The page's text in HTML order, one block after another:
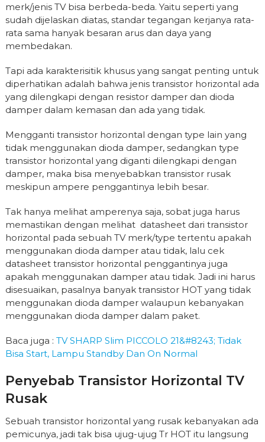
merk/jenis TV bisa berbeda-beda. Yaitu seperti yang
sudah dijelaskan diatas, standar tegangan kerjanya rata-
rata sama hanyak besaran arus dan daya yang
membedakan.
Tapi ada karakterisitik khusus yang sangat penting untuk
diperhatikan adalah bahwa jenis transistor horizontal ada
yang dilengkapi dengan resistor damper dan dioda
damper dalam kemasan dan ada yang tidak.
Mengganti transistor horizontal dengan type lain yang
tidak menggunakan dioda damper, sedangkan type
transistor horizontal yang diganti dilengkapi dengan
damper, maka bisa menyebabkan transistor rusak
meskipun ampere penggantinya lebih besar.
Tak hanya melihat amperenya saja, sobat juga harus
memastikan dengan melihat datasheet dari transistor
horizontal pada sebuah TV merk/type tertentu apakah
menggunakan dioda damper atau tidak, lalu cek
datasheet transistor horizontal penggantinya juga
apakah menggunakan damper atau tidak. Jadi ini harus
disesuaikan, pasalnya banyak transistor HOT yang tidak
menggunakan dioda damper walaupun kebanyakan
menggunakan dioda damper dalam paket.
Baca juga : TV SHARP Slim PICCOLO 21&#8243; Tidak
Bisa Start, Lampu Standby Dan On Normal
Penyebab Transistor Horizontal TV
Rusak
Sebuah transistor horizontal yang rusak kebanyakan ada
pemicunya, jadi tak bisa ujug-ujug Tr HOT itu langsung